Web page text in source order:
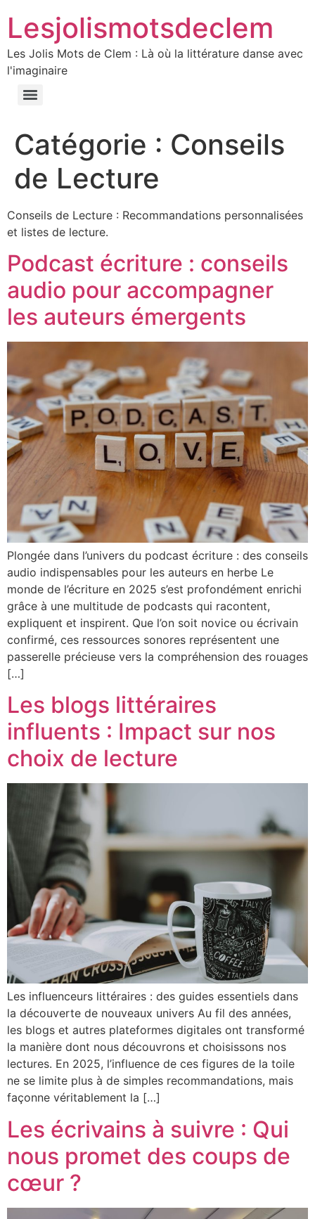
Lesjolismotsdeclem
Les Jolis Mots de Clem : Là où la littérature danse avec
l'imaginaire
Catégorie : Conseils
de Lecture
Conseils de Lecture : Recommandations personnalisées
et listes de lecture.
Podcast écriture : conseils
audio pour accompagner
les auteurs émergents
Plongée dans l’univers du podcast écriture : des conseils
audio indispensables pour les auteurs en herbe Le
monde de l’écriture en 2025 s’est profondément enrichi
grâce à une multitude de podcasts qui racontent,
expliquent et inspirent. Que l’on soit novice ou écrivain
confirmé, ces ressources sonores représentent une
passerelle précieuse vers la compréhension des rouages
[…]
Les blogs littéraires
influents : Impact sur nos
choix de lecture
Les influenceurs littéraires : des guides essentiels dans
la découverte de nouveaux univers Au fil des années,
les blogs et autres plateformes digitales ont transformé
la manière dont nous découvrons et choisissons nos
lectures. En 2025, l’influence de ces figures de la toile
ne se limite plus à de simples recommandations, mais
façonne véritablement la […]
Les écrivains à suivre : Qui
nous promet des coups de
cœur ?